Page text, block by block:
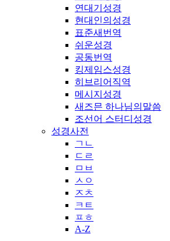
연대기성경
현대인의성경
표준새번역
쉬운성경
공동번역
킹제임스성경
히브리어직역
메시지성경
새즈믄 하나님의말씀
조선어 스터디성경
성경사전
ㄱㄴ
ㄷㄹ
ㅁㅂ
ㅅㅇ
ㅈㅊ
ㅋㅌ
ㅍㅎ
A-Z